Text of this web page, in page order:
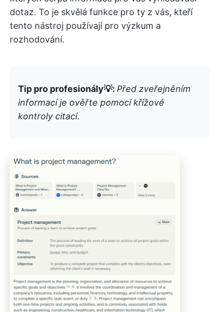
dotaz. To je skvělá funkce pro ty z vás, kteří
tento nástroj používají pro výzkum a
rozhodování.
Tip pro profesionály💡: Před zveřejněním
informací je ověřte pomocí křížové
kontroly citací.